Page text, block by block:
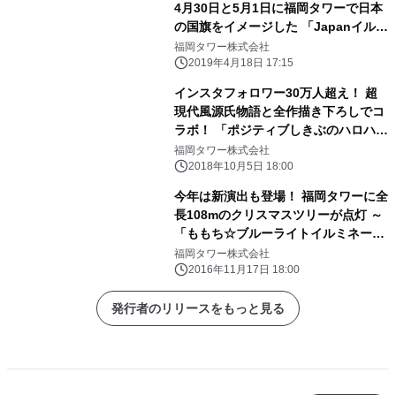
4月30日と5月1日に福岡タワーで日本
の国旗をイメージした 「Japanイルミ
ネーション」が点灯
福岡タワー株式会社
2019年4月18日 17:15
インスタフォロワー30万人超え！ 超
現代風源氏物語と全作描き下ろしでコ
ラボ！ 「ポジティブしきぶのハロハロ
ハ～ロウィンin福岡タワー」 10/9から
開催
福岡タワー株式会社
2018年10月5日 18:00
今年は新演出も登場！ 福岡タワーに全
長108mのクリスマスツリーが点灯 ～
「ももち☆ブルーライトイルミネーシ
ョン2016」同時開催～
福岡タワー株式会社
2016年11月17日 18:00
発行者のリリースをもっと見る